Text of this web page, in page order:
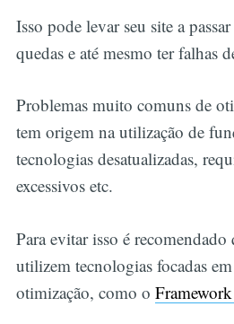
Isso pode levar seu site a
quedas e até mesmo ter falhas
Problemas muito comuns de
tem origem na utilização de
tecnologias desatualizadas,
excessivos etc.
Para evitar isso é recomendado
utilizem tecnologias focadas
otimização, como o